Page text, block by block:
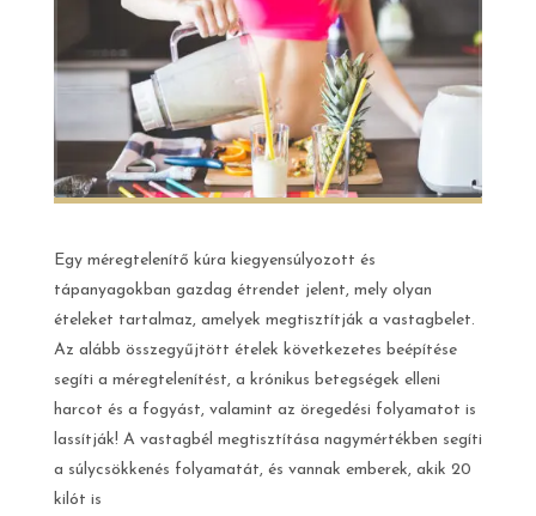
Egy méregtelenítő kúra kiegyensúlyozott és
tápanyagokban gazdag étrendet jelent, mely olyan
ételeket tartalmaz, amelyek megtisztítják a vastagbelet.
Az alább összegyűjtött ételek következetes beépítése
segíti a méregtelenítést, a krónikus betegségek elleni
harcot és a fogyást, valamint az öregedési folyamatot is
lassítják! A vastagbél megtisztítása nagymértékben segíti
a súlycsökkenés folyamatát, és vannak emberek, akik 20
kilót is